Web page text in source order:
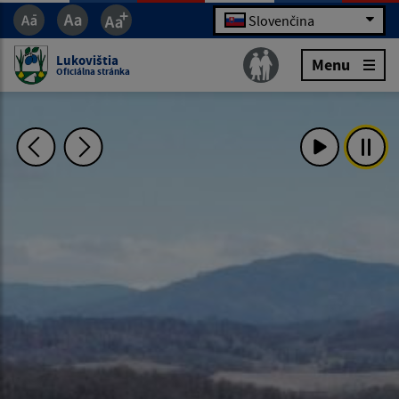
Slovenčina
Lukovištia
Oficiálna stránka Menu